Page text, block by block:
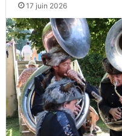
17 juin 2026